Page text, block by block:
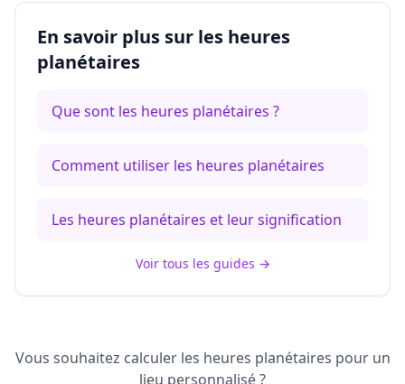
En savoir plus sur les heures
planétaires
Que sont les heures planétaires ?
Comment utiliser les heures planétaires
Les heures planétaires et leur signification
Voir tous les guides →
Vous souhaitez calculer les heures planétaires pour un
lieu personnalisé ?